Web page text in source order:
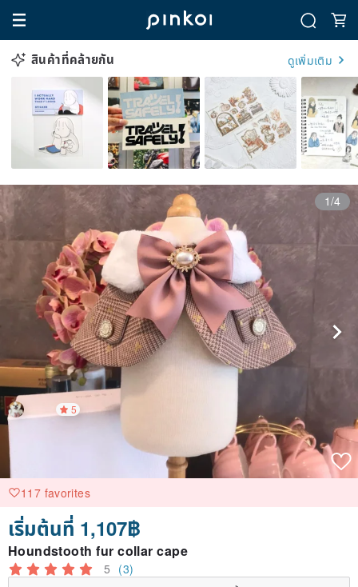
สินค้าที่คล้ายกัน ดูเพิ่มเติม
1/4
5
117 favorites
เริ่มต้นที่ 1,107฿
Houndstooth fur collar cape
5 (3)